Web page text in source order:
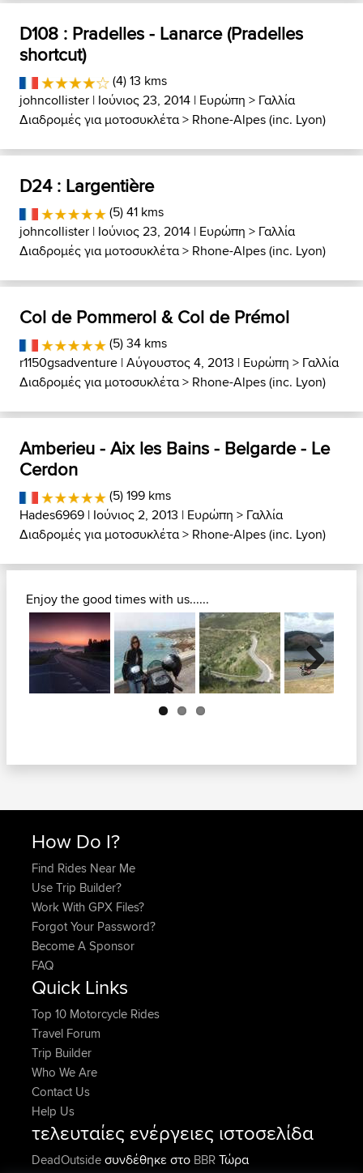
D108 : Pradelles - Lanarce (Pradelles
shortcut)
(4) 13 kms
johncollister | Ιούνιος 23, 2014 | Ευρώπη > Γαλλία
Διαδρομές για μοτοσυκλέτα> Rhone-Alpes (inc. Lyon)
D24 : Largentière
(5) 41 kms
johncollister | Ιούνιος 23, 2014 | Ευρώπη > Γαλλία
Διαδρομές για μοτοσυκλέτα> Rhone-Alpes (inc. Lyon)
Col de Pommerol & Col de Prémol
(5) 34 kms
r1150gsadventure | Αύγουστος 4, 2013 | Ευρώπη > Γαλλία
Διαδρομές για μοτοσυκλέτα> Rhone-Alpes (inc. Lyon)
Amberieu - Aix les Bains - Belgarde - Le
Cerdon
(5) 199 kms
Hades6969 | Ιούνιος 2, 2013 | Ευρώπη > Γαλλία
Διαδρομές για μοτοσυκλέτα> Rhone-Alpes (inc. Lyon)
Enjoy the good times with us......
Next
How Do I?
Find Rides Near Me
Use Trip Builder?
Work With GPX Files?
Forgot Your Password?
Become A Sponsor
FAQ
Quick Links
Top 10 Motorcycle Rides
Travel Forum
Trip Builder
Who We Are
Contact Us
Help Us
τελευταίες ενέργειες ιστοσελίδα
DeadOutsideσυνδέθηκε στο BBRΤώρα